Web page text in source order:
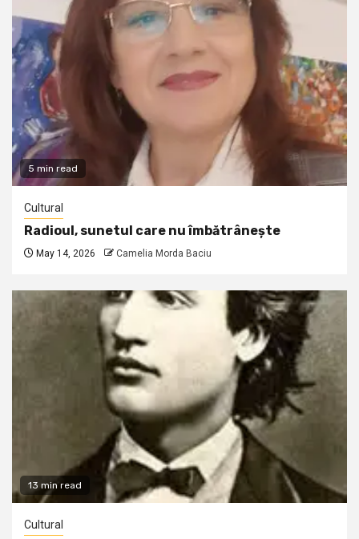
5 min read
Cultural
Radioul, sunetul care nu îmbătrânește
May 14, 2026 Camelia Morda Baciu
13 min read
Cultural